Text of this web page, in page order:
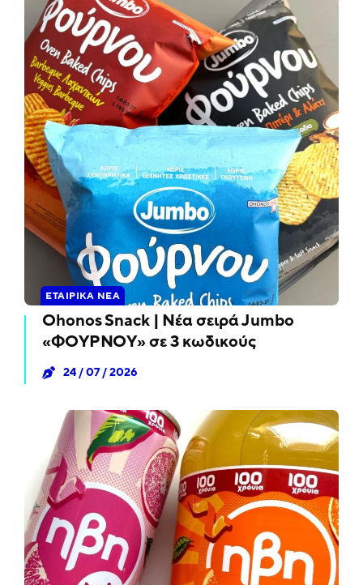
ΕΤΑΙΡΙΚΆ ΝΈΑ
Ohonos Snack | Νέα σειρά Jumbo
«ΦΟΥΡΝΟΥ» σε 3 κωδικούς
24 / 07 / 2026